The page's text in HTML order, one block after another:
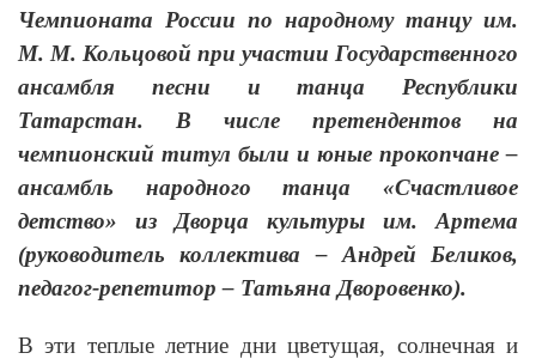
Чемпионата России по народному танцу им.
М. М. Кольцовой при участии Государственного
ансамбля песни и танца Республики
Татарстан. В числе претендентов на
чемпионский титул были и юные прокопчане –
ансамбль народного танца «Счастливое
детство» из Дворца культуры им. Артема
(руководитель коллектива – Андрей Беликов,
педагог-репетитор – Татьяна Дворовенко).
В эти теплые летние дни цветущая, солнечная и